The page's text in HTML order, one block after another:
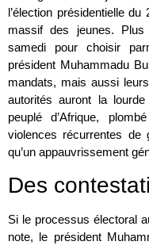
l’élection présidentielle
massif des jeunes.
samedi pour choisir
président Muhammadu
mandats, mais aussi
autorités auront la
peuplé d’Afrique,
violences récurrentes
qu’un appauvrissement
Des
Si le processus électoral
note, le président